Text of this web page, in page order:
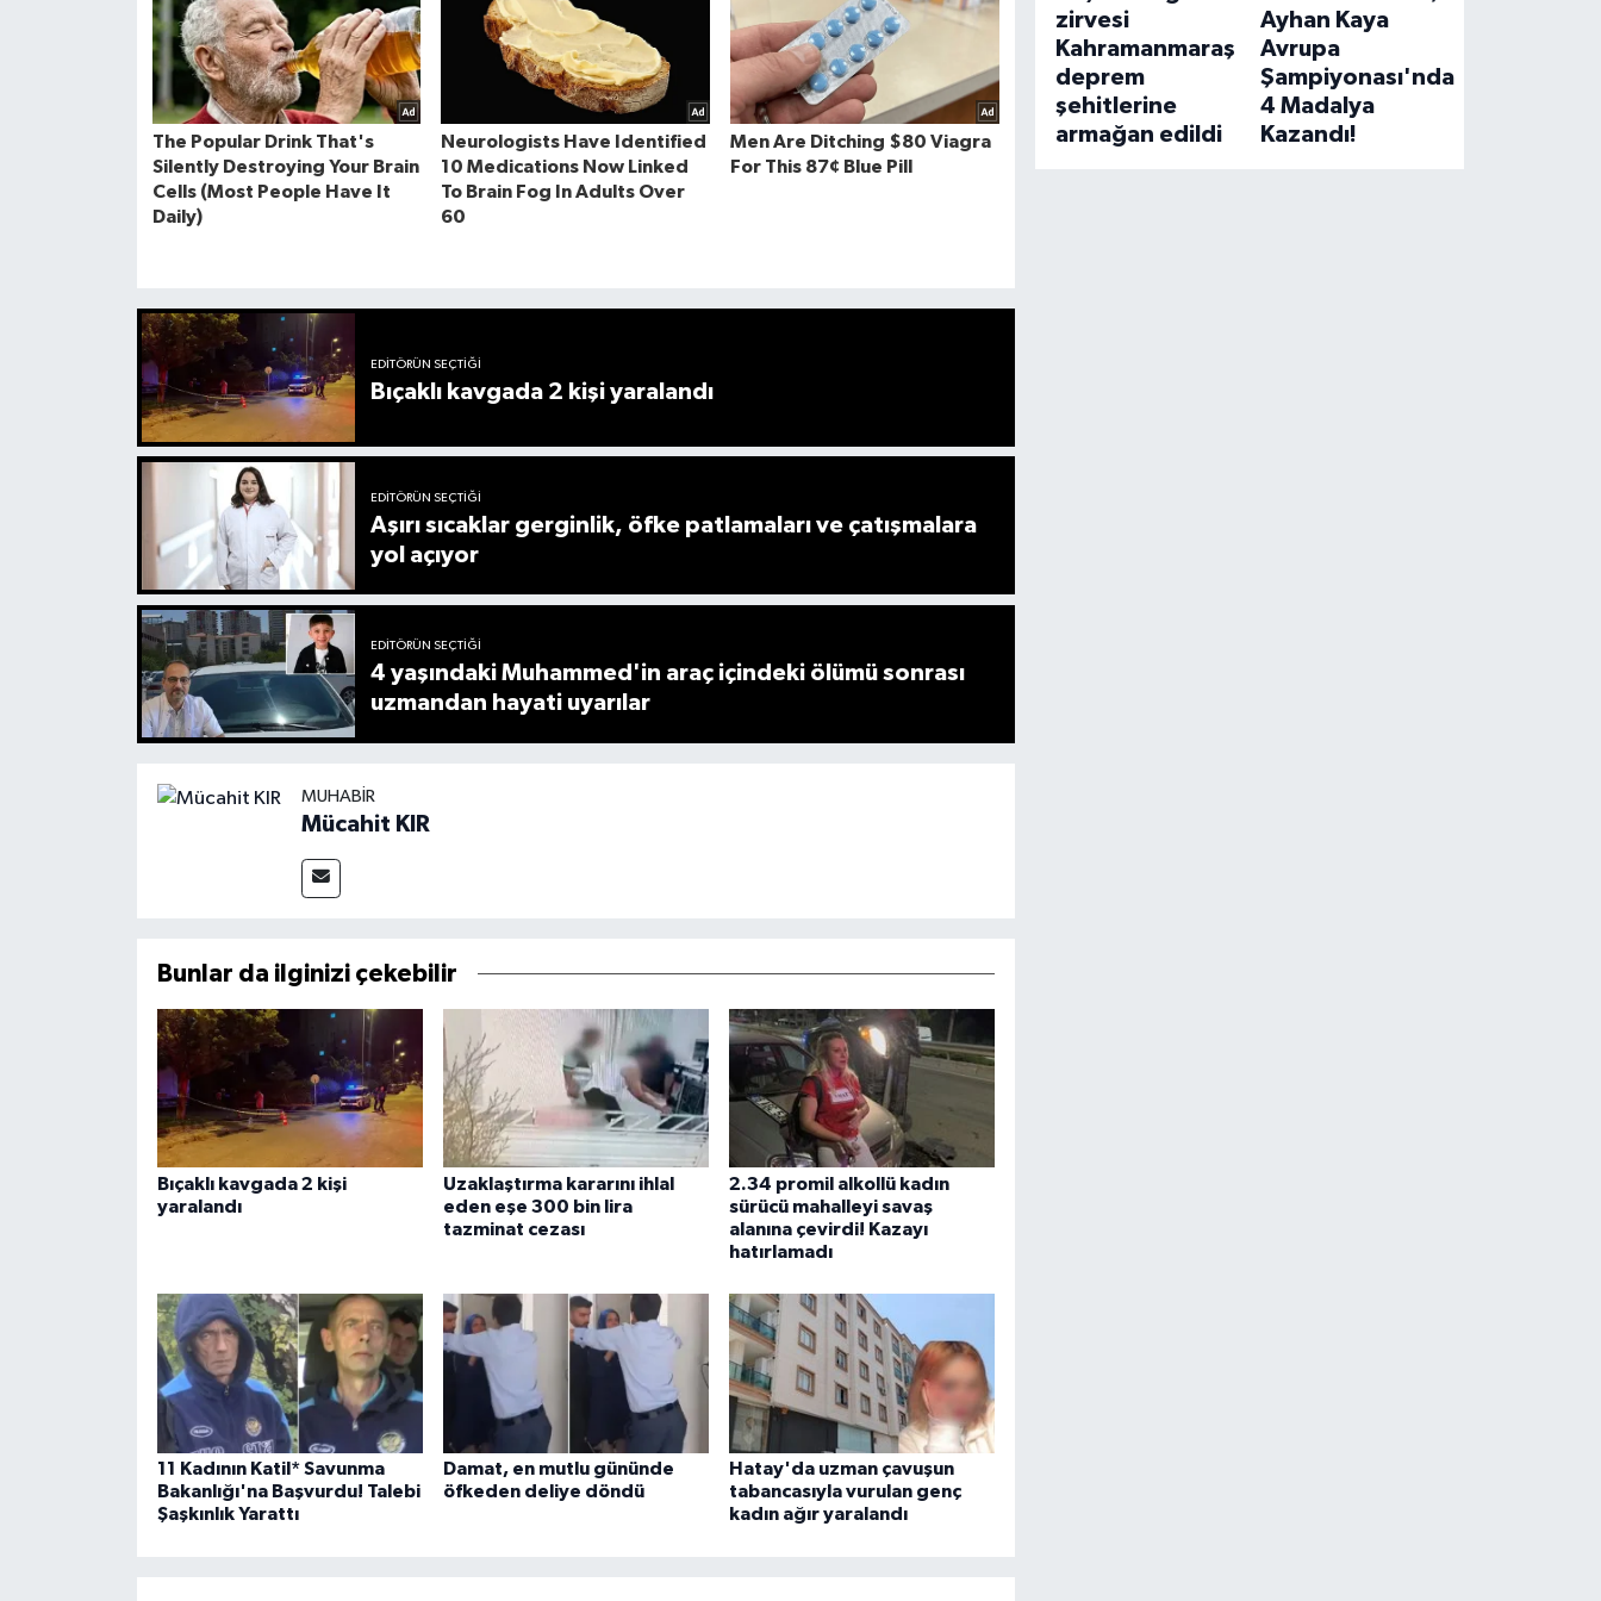
EDITÖRÜN SEÇTIĞI
Bıçaklı kavgada 2 kişi yaralandı
EDITÖRÜN SEÇTIĞI
Aşırı sıcaklar gerginlik, öfke patlamaları ve çatışmalara
yol açıyor
EDITÖRÜN SEÇTIĞI
4 yaşındaki Muhammed'in araç içindeki ölümü sonrası
uzmandan hayati uyarılar
MUHABIR
Mücahit KIR
Bunlar da ilginizi çekebilir
Bıçaklı kavgada 2 kişi
yaralandı
Uzaklaştırma kararını ihlal
eden eşe 300 bin lira
tazminat cezası
2.34 promil alkollü kadın
sürücü mahalleyi savaş
alanına çevirdi! Kazayı
hatırlamadı
11 Kadının Katil* Savunma
Bakanlığı'na Başvurdu! Talebi
Şaşkınlık Yarattı
Damat, en mutlu gününde
öfkeden deliye döndü
Hatay'da uzman çavuşun
tabancasıyla vurulan genç
kadın ağır yaralandı
zirvesi
Kahramanmaraş
deprem
şehitlerine
armağan edildi
Ayhan Kaya
Avrupa
Şampiyonası'nda
4 Madalya
Kazandı!